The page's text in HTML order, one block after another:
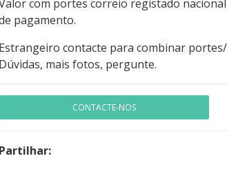
com portes correio registado
pagamento.
Estrangeiro contacte para combinar
Dúvidas, mais fotos, pergunte.
CONTACTE-NOS
Partilhar: